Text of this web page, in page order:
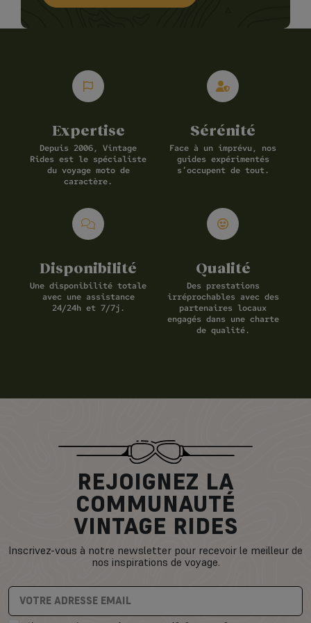
Expertise
Depuis 2006, Vintage
Rides est le spécialiste
du voyage moto de
caractère.
Sérénité
Face à un imprévu, nos
guides expérimentés
s’occupent de tout.
Disponibilité
Une disponibilité totale
avec une assistance
24/24h et 7/7j.
Qualité
Des prestations
irréprochables avec des
partenaires locaux
engagés dans une charte
de qualité.
REJOIGNEZ LA
COMMUNAUTÉ
VINTAGE RIDES
Inscrivez-vous à notre newsletter pour recevoir le meilleur de
nos inspirations de voyage.